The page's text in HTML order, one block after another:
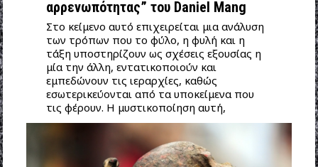
αρρενωπότητας” του Daniel Mang
Στο κείμενο αυτό επιχειρείται μια ανάλυση
των τρόπων που το φύλο, η φυλή και η
τάξη υποστηρίζουν ως σχέσεις εξουσίας η
μία την άλλη, εντατικοποιούν και
εμπεδώνουν τις ιεραρχίες, καθώς
εσωτερικεύονται από τα υποκείμενα που
τις φέρουν. Η μυστικοποίηση αυτή,